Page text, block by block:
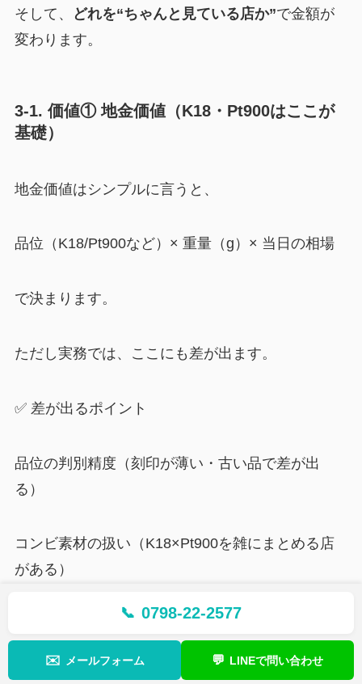
そして、
どれを“ちゃんと見ている店か”で金額が
変わります。
3-1. 価値① 地金価値（K18・Pt900はここが
基礎）
地金価値はシンプルに言うと、
品位（K18/Pt900など）× 重量（g）× 当日の相場
で決まります。
ただし実務では、ここにも差が出ます。
✅ 差が出るポイント
品位の判別精度（刻印が薄い・古い品で差が出
る）
コンビ素材の扱い（K18×Pt900を雑にまとめる店
がある）
📞 0798-22-2577
✉️ メールフォーム 💬 LINEで問い合わせ